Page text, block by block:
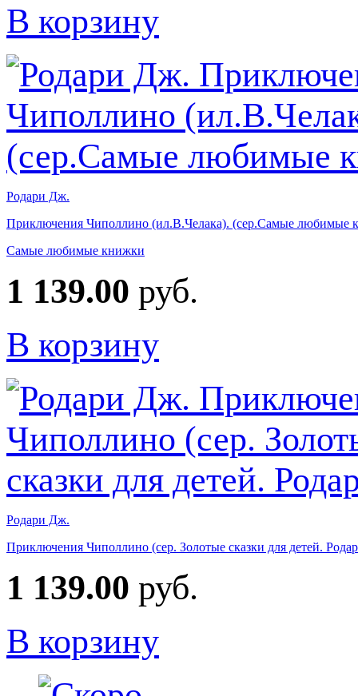
В корзину
Родари Дж.
Приключения Чиполлино (ил.В.Челака). (сер.Самые любимые
Самые любимые книжки
1 139.00 руб.
В корзину
Родари Дж.
Приключения Чиполлино (сер. Золотые сказки для детей.
1 139.00 руб.
В корзину